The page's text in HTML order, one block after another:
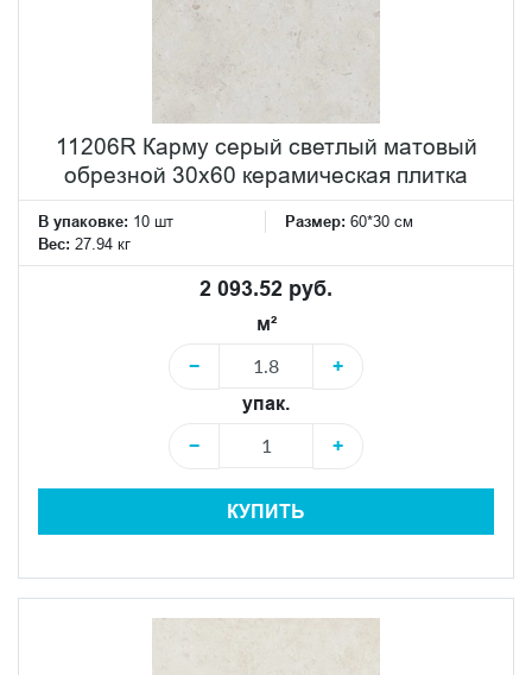
11206R Карму серый светлый матовый
обрезной 30х60 керамическая плитка
В упаковке: 10 шт Размер: 60*30 см
Вес: 27.94 кг
2 093.52 руб.
м²
−
+
упак.
−
+
КУПИТЬ